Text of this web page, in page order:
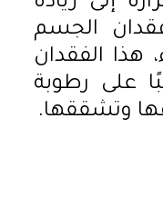
الجسم
هذا الفقدان
على رطوبة
وتشققها.